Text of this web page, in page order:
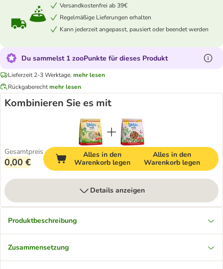
Versandkostenfrei ab 39€
Regelmäßige Lieferungen erhalten
Kann jederzeit angepasst, pausiert oder beendet werden
Du sammelst 1 zooPunkte für dieses Produkt
Lieferzeit 2-3 Werktage. mehr lesen
Rückgaberechtmehr lesen
Kombinieren Sie es mit
Gesamtpreis
0,00 €
Alles in den
Warenkorb legen
Alles in den
Warenkorb legen
Details anzeigen
Produktbeschreibung
Zusammensetzung